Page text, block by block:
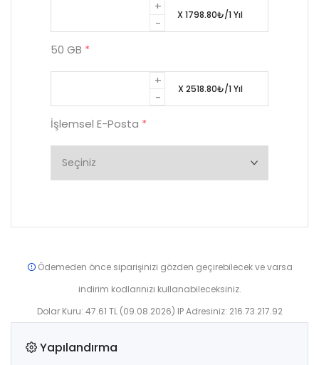
X 1798.80₺/1 Yıl
50 GB *
X 2518.80₺/1 Yıl
İşlemsel E-Posta *
Ödemeden önce siparişinizi gözden geçirebilecek ve varsa
indirim kodlarınızı kullanabileceksiniz.
Dolar Kuru: 47.61 TL (09.08.2026) IP Adresiniz: 216.73.217.92
Yapılandırma